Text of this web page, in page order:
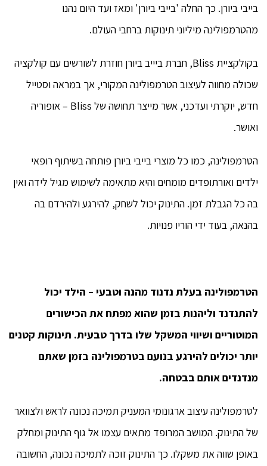
בייבי ביורן. כך החלה 'בייבי ביורן' ומאז ועד היום נהנו
מהטרמפולינה מיליוני תינוקות ברחבי העולם.
בקולקציית Bliss, חברת ביייב ביורן חוזרת לשורשים עם קולקציה
שכולה מחווה לעיצוב הטרמפולינה המקורי, אך במראה וסטייל
חדש, יוקרתי ועדכני, אשר מייצר תחושה של Bliss – אופוריה
ואושר.
הטרמפולינה, כמו כל מוצרי בייבי ביורן פותחה בשיתוף רופאי
ילדים ואורתופדים מומחים והיא מתאימה לשימוש מגיל לידה ואין
בה כל הגבלת זמן. התינוק יכול לשחק, להירגע ולהירדם בה
בהנאה, בעוד ידי הוריו פנויות.
הטרמפולינה בעלת נדנוד מהנה וטבעי – הילד יכול
להתנדנד וליהנות בזמן שהוא מפתח את הכישורים
המוטוריים ושיווי המשקל שלו בדרך טבעית. תינוקות קטנים
יותר יכולים להירגע בנועם בטרמפולינה בזמן שאתם
מנדנדים אותם בבטחה.
לטרמפולינה עיצוב ארגונומי המעניק תמיכה נכונה לראש ולצוואר
של התינוק. המושב המרופד מתאים עצמו אל גוף התינוק ומחלק
באופן שווה את משקלו. כך התינוק זוכה לתמיכה נכונה, החשובה